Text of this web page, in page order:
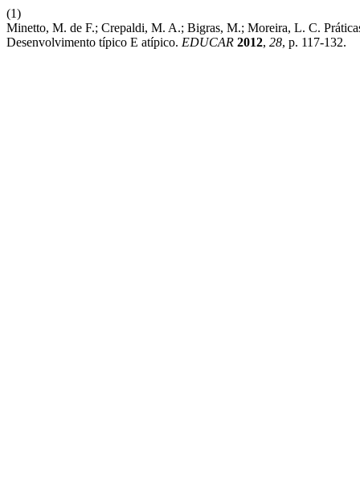
(1)
Minetto, M. de F.; Crepaldi, M. A.; Bigras, M.; Moreira, L. C.
Desenvolvimento típico E atípico. EDUCAR 2012, 28, p. 117-132.